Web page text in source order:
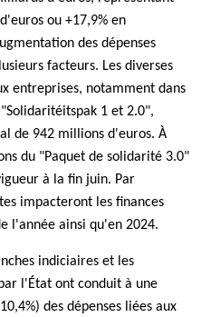
ou +17,9% en
des dépenses
facteurs. Les diverses
entreprises, notamment dans
1 et 2.0",
de 942 millions d'euros. À
du "Paquet de solidarité 3.0"
à la fin juin. Par
impacteront les finances
l'année ainsi qu'en 2024.
indiciaires et les
l'État ont conduit à une
des dépenses liées aux